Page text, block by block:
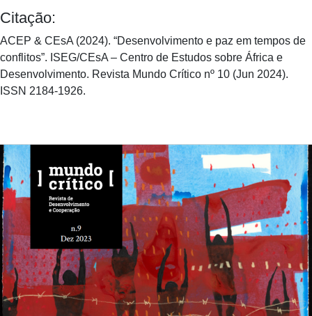
Citação:
ACEP & CEsA (2024). “Desenvolvimento e paz em tempos de
conflitos”. ISEG/CEsA – Centro de Estudos sobre África e
Desenvolvimento. Revista Mundo Crítico nº 10 (Jun 2024).
ISSN 2184-1926.